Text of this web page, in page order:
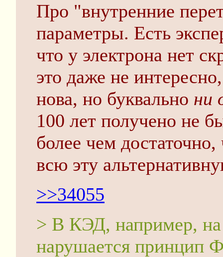
Про "внутренние
параметры. Есть
что у электрона нет
это даже не
нова, но буквально ни
100 лет получено не
более чем
всю эту
>>34055
> В КЭД, например, на
нарушается принцип